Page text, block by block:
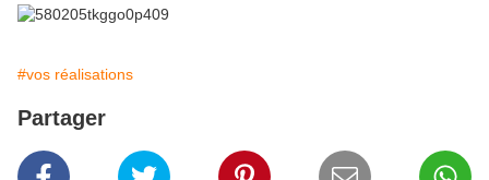
#vos réalisations
Partager